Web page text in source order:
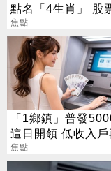
點名「4生肖」 股
大翻身
焦點
「1鄉鎮」普發
這日開領 低收入戶
2000元
焦點